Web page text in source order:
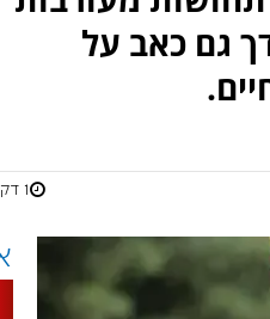
גם כאב על
1 דקות